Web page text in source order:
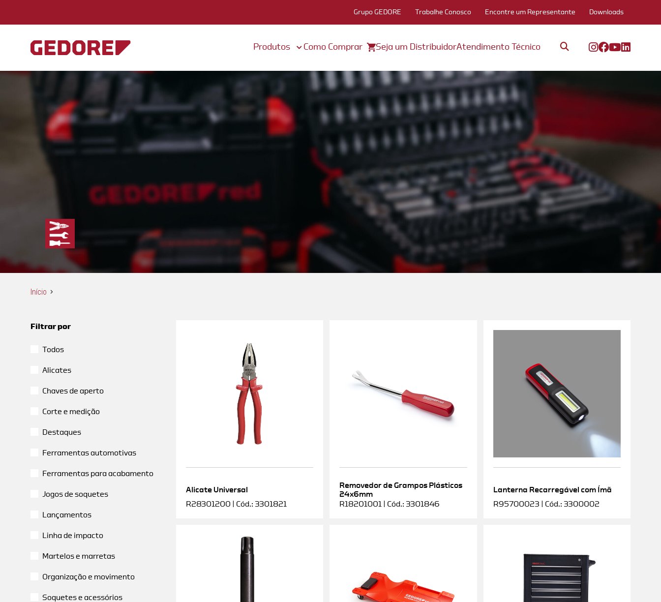
Grupo GEDORE Trabalhe Conosco Encontre um Representante Downloads
Produtos Como Comprar Seja um DistribuidorAtendimento Técnico
Início
Filtrar por
Todos
Alicates
Chaves de aperto
Corte e medição
Destaques
Ferramentas automotivas
Ferramentas para acabamento
Jogos de soquetes
Lançamentos
Linha de impacto
Martelos e marretas
Organização e movimento
Soquetes e acessórios
Alicate Universal
R28301200 | Cód.: 3301821
Removedor de Grampos Plásticos
24x6mm
R18201001 | Cód.: 3301846
Lanterna Recarregável com Ímã
R95700023 | Cód.: 3300002